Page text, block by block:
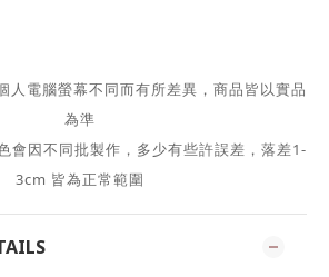
人電腦螢幕不同而有所差異，商品皆以實品
為準
會因不同批製作，多少有些許誤差，落差1-
3cm 皆為正常範圍